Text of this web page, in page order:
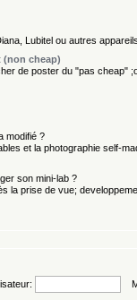
Lubitel ou autres
(non cheap)
de poster du "pas cheap"
modifié ?
et la photographie self-
son mini-lab ?
la prise de vue;